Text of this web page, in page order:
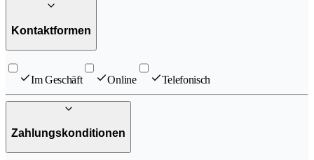
Kontaktformen
Im Geschäft Online Telefonisch
Zahlungskonditionen